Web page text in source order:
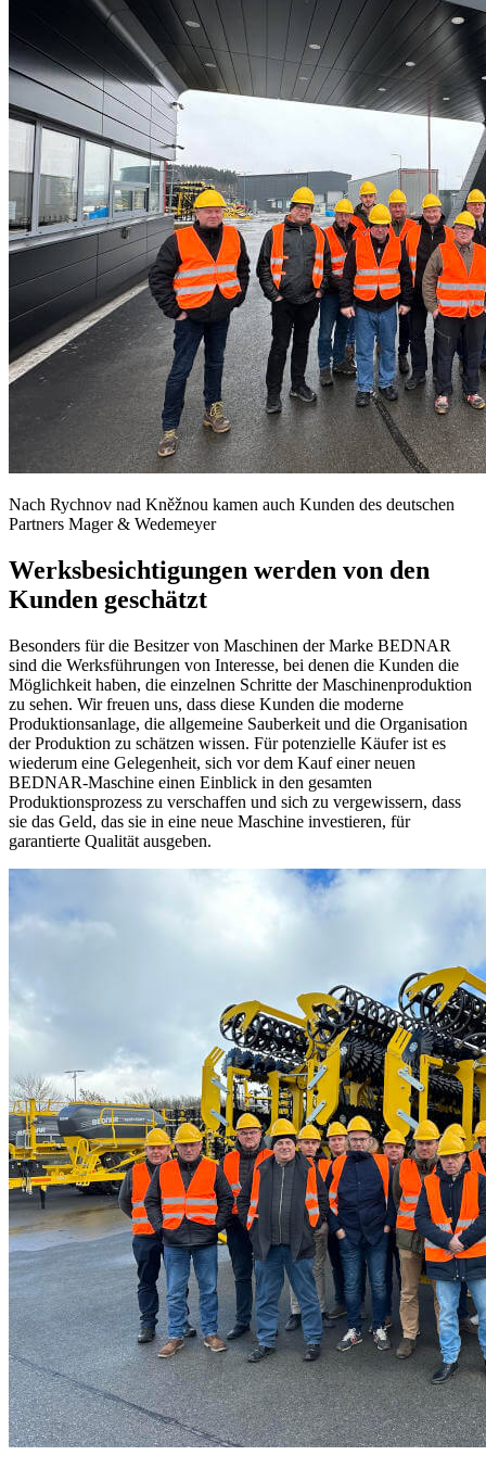
Nach Rychnov nad Kněžnou kamen auch Kunden des deutschen
Partners Mager & Wedemeyer
Werksbesichtigungen werden von den
Kunden geschätzt
Besonders für die Besitzer von Maschinen der Marke BEDNAR
sind die Werksführungen von Interesse, bei denen die Kunden die
Möglichkeit haben, die einzelnen Schritte der Maschinenproduktion
zu sehen. Wir freuen uns, dass diese Kunden die moderne
Produktionsanlage, die allgemeine Sauberkeit und die Organisation
der Produktion zu schätzen wissen. Für potenzielle Käufer ist es
wiederum eine Gelegenheit, sich vor dem Kauf einer neuen
BEDNAR-Maschine einen Einblick in den gesamten
Produktionsprozess zu verschaffen und sich zu vergewissern, dass
sie das Geld, das sie in eine neue Maschine investieren, für
garantierte Qualität ausgeben.